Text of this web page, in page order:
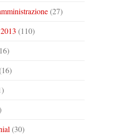
(27)
(110)
(30)